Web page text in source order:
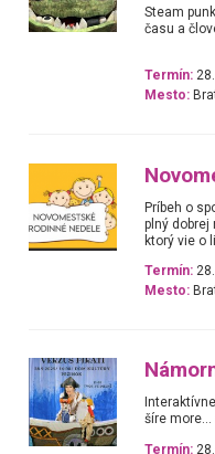
Steam
času a
Termín:
Mesto:
Príbeh o
plný dobrej
ktorý vie o
Termín:
Mesto:
šíre
Termín: